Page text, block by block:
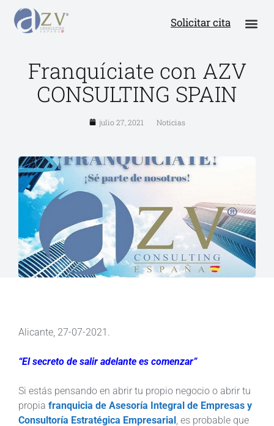
Solicitar cita
Franquíciate con AZV
CONSULTING SPAIN
julio 27, 2021 Noticias
Alicante, 27-07-2021.
“El secreto de salir adelante es comenzar”
Si estás pensando en abrir tu propio negocio o abrir tu
propia franquicia de Asesoría Integral de Empresas y
Consultoría Estratégica Empresarial , es probable que